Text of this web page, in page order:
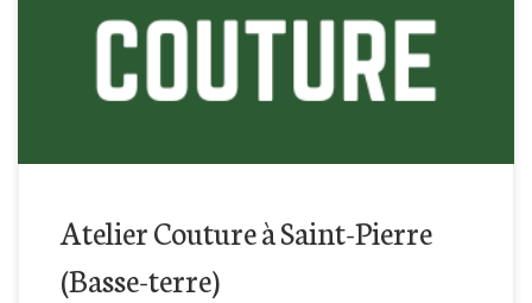
pour cette atelier couture !
Atelier Couture à Saint-Pierre
(Basse-terre)